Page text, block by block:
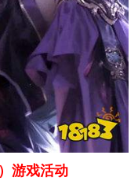
游戏活动